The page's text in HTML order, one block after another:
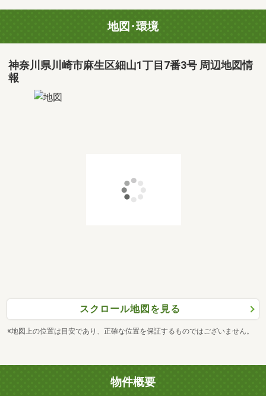
地図･環境
神奈川県川崎市麻生区細山1丁目7番3号 周辺地図情
報
スクロール地図を見る
※地図上の位置は目安であり、正確な位置を保証するものではございません。
物件概要